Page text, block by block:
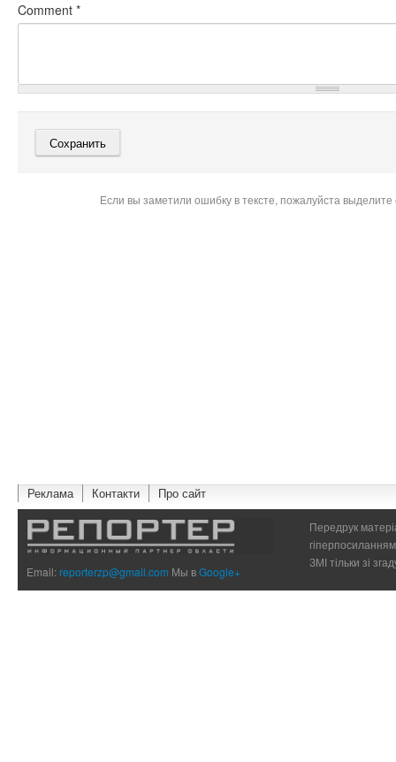
Comment *
Если вы заметили ошибку в тексте, пожалуйста
Реклама Контакти Про сайт
Email:reporterzp@gmail.com Мы вGoogle+
Передрук
ЗМІ тільки зі